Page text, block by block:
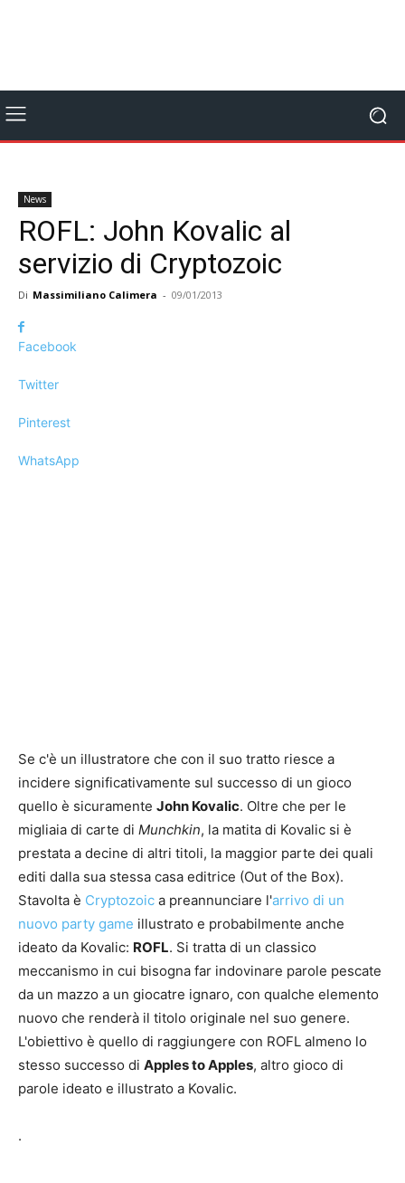
News
ROFL: John Kovalic al
servizio di Cryptozoic
Di Massimiliano Calimera - 09/01/2013
Facebook
Twitter
Pinterest
WhatsApp
Se c'è un illustratore che con il suo tratto riesce a
incidere significativamente sul successo di un gioco
quello è sicuramente John Kovalic. Oltre che per le
migliaia di carte di Munchkin, la matita di Kovalic si è
prestata a decine di altri titoli, la maggior parte dei quali
editi dalla sua stessa casa editrice (Out of the Box).
Stavolta è Cryptozoic a preannunciare l'arrivo di un
nuovo party game illustrato e probabilmente anche
ideato da Kovalic: ROFL. Si tratta di un classico
meccanismo in cui bisogna far indovinare parole pescate
da un mazzo a un giocatre ignaro, con qualche elemento
nuovo che renderà il titolo originale nel suo genere.
L'obiettivo è quello di raggiungere con ROFL almeno lo
stesso successo di Apples to Apples, altro gioco di
parole ideato e illustrato a Kovalic.
.